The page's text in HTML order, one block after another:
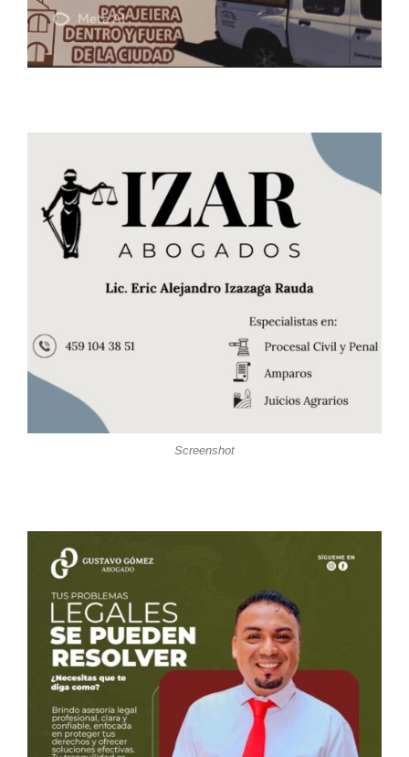
Screenshot